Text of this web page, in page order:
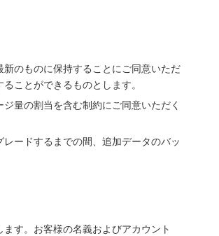
のものに保持することにご同意いただ
ことができるものとします。
量の割当を含む制約にご同意いただく
ードするまでの間、追加データのバッ
す。お客様の名義およびアカウント